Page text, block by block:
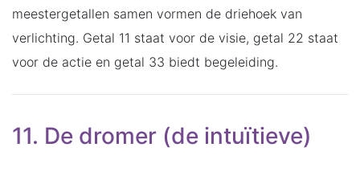
meestergetallen samen vormen de driehoek van
verlichting. Getal 11 staat voor de visie, getal 22 staat
voor de actie en getal 33 biedt begeleiding.
11. De dromer (de intuïtieve)